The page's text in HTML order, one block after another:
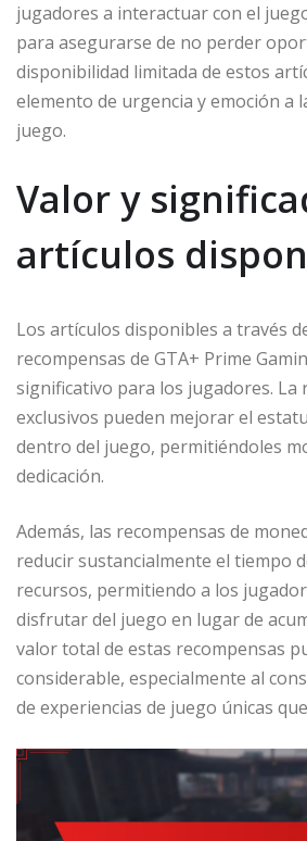
jugadores a interactuar con el
para asegurarse de no perder
disponibilidad limitada de estos
elemento de urgencia y emoción a
juego.
Valor y
artículos
Los artículos disponibles a través
recompensas de GTA+ Prime
significativo para los jugadores. La
exclusivos pueden mejorar el
dentro del juego, permitiéndoles
dedicación.
Además, las recompensas de
reducir sustancialmente el tiempo
recursos, permitiendo a los
disfrutar del juego en lugar de
valor total de estas recompensas
considerable, especialmente al
de experiencias de juego únicas